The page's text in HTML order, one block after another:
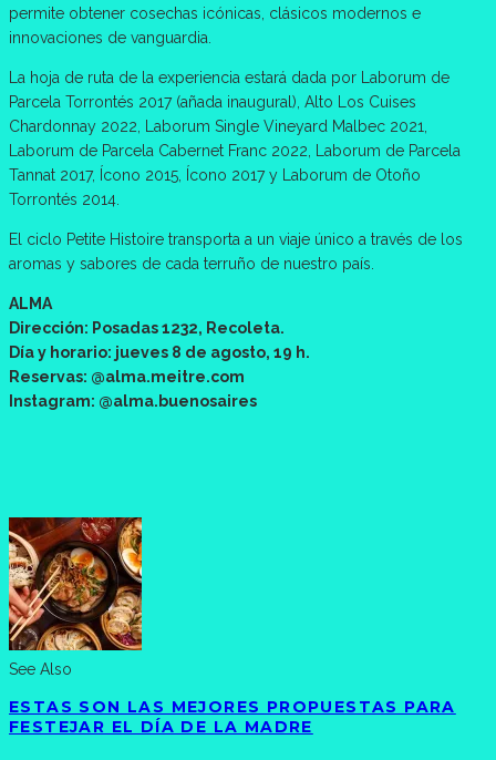
permite obtener cosechas icónicas, clásicos modernos e
innovaciones de vanguardia.
La hoja de ruta de la experiencia estará dada por Laborum de
Parcela Torrontés 2017 (añada inaugural), Alto Los Cuises
Chardonnay 2022, Laborum Single Vineyard Malbec 2021,
Laborum de Parcela Cabernet Franc 2022, Laborum de Parcela
Tannat 2017, Ícono 2015, Ícono 2017 y Laborum de Otoño
Torrontés 2014.
El ciclo Petite Histoire transporta a un viaje único a través de los
aromas y sabores de cada terruño de nuestro país.
ALMA
Dirección: Posadas 1232, Recoleta.
Día y horario: jueves 8 de agosto, 19 h.
Reservas: @alma.meitre.com
Instagram: @alma.buenosaires
See Also
ESTAS SON LAS MEJORES PROPUESTAS PARA
FESTEJAR EL DÍA DE LA MADRE